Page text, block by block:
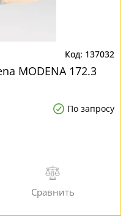
137032
MODENA 172.3
По запросу